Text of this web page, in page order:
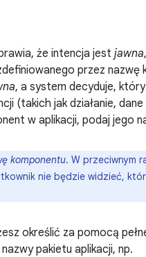
że intencja jest jawna
przez nazwę
, a system decyduje,
(takich jak działanie,
w aplikacji, podaj jego
komponentu. W przeciwnym
nie będzie widzieć,
określić za pomocą
pakietu aplikacji, np.